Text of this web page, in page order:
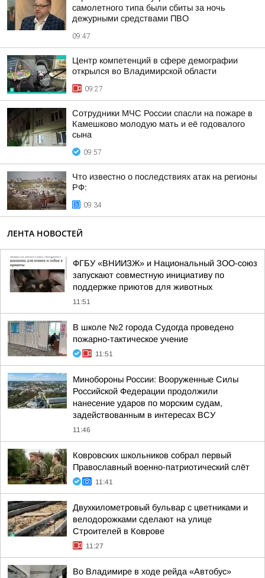
самолетного типа были сбиты за ночь
дежурными средствами ПВО
09:47
Центр компетенций в сфере демографии
открылся во Владимирской области
09:27
Сотрудники МЧС России спасли на пожаре в
Камешково молодую мать и её годовалого
сына
09:57
Что известно о последствиях атак на регионы
РФ:
09:34
ЛЕНТА НОВОСТЕЙ
ФГБУ «ВНИИЗЖ» и Национальный ЗОО-союз
запускают совместную инициативу по
поддержке приютов для животных
11:51
В школе №2 города Судогда проведено
пожарно-тактическое учение
11:51
Минобороны России: Вооруженные Силы
Российской Федерации продолжили
нанесение ударов по морским судам,
задействованным в интересах ВСУ
11:46
Ковровских школьников собрал первый
Православный военно-патриотический слёт
11:41
Двухкилометровый бульвар с цветниками и
велодорожками сделают на улице
Строителей в Коврове
11:27
Во Владимире в ходе рейда «Автобус»